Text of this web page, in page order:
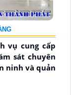
vụ cung cấp
sát chuyên
ninh và quản